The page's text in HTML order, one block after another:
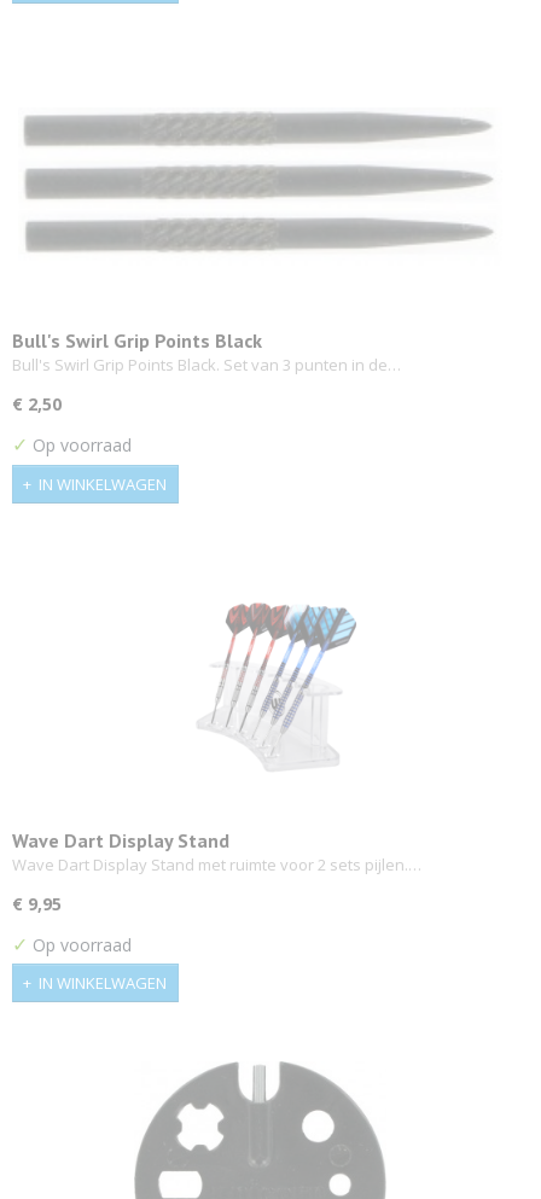
Bull's Swirl Grip Points Black
Bull's Swirl Grip Points Black. Set van 3 punten in de…
€ 2,50
✓ Op voorraad
IN WINKELWAGEN
Wave Dart Display Stand
Wave Dart Display Stand met ruimte voor 2 sets pijlen.…
€ 9,95
✓ Op voorraad
IN WINKELWAGEN